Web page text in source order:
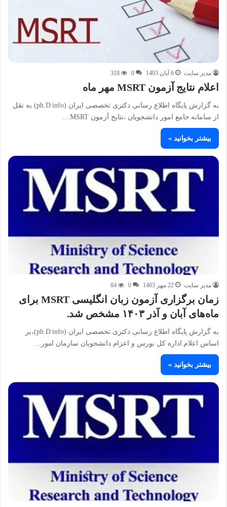
مدیر سایت 6 آبان 1403 0
318
اعلام نتایج آزمون MSRT مهر ماه
به گزارش پایگاه اطلاع رسانی دکتری تخصصی ایران (ph.D info) به نقل
از سامانه جامع امور دانشجویان ،نتایج آزمون MSRT…
بیشتر بخوانید »
مدیر سایت 22 مهر 1403 0
84
زمان برگزاری آزمون زبان انگلیسی MSRT برای
ماه‌های آبان و آذر ۱۴۰۳ مشخص شد.
به گزارش پایگاه اطلاع رسانی دکتری تخصصی ایران (ph.D info)،بر
اساس اعلام اداره کل بورس و اعزام دانشجویان سازمان امور…
بیشتر بخوانید »